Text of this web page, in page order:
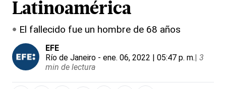
Latinoamérica
El fallecido fue un hombre de 68 años
EFE
Río de Janeiro - ene. 06, 2022 | 05:47 p. m.| 3
min de lectura